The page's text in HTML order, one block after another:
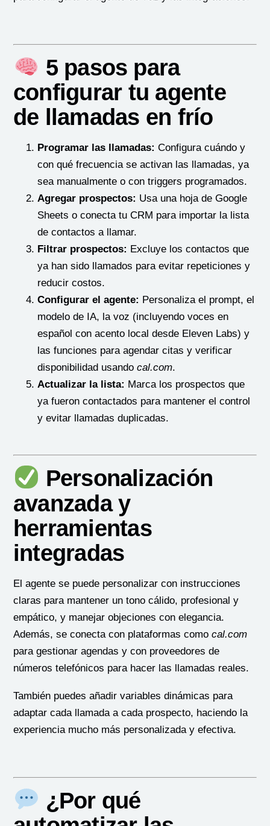
5 pasos para
configurar tu agente
de llamadas en frío
Programar las llamadas: Configura cuándo y
con qué frecuencia se activan las llamadas, ya
sea manualmente o con triggers programados.
Agregar prospectos: Usa una hoja de Google
Sheets o conecta tu CRM para importar la lista
de contactos a llamar.
Filtrar prospectos: Excluye los contactos que
ya han sido llamados para evitar repeticiones y
reducir costos.
Configurar el agente: Personaliza el prompt, el
modelo de IA, la voz (incluyendo voces en
español con acento local desde Eleven Labs) y
las funciones para agendar citas y verificar
disponibilidad usando cal.com.
Actualizar la lista: Marca los prospectos que
ya fueron contactados para mantener el control
y evitar llamadas duplicadas.
Personalización
avanzada y
herramientas
integradas
El agente se puede personalizar con instrucciones
claras para mantener un tono cálido, profesional y
empático, y manejar objeciones con elegancia.
Además, se conecta con plataformas como cal.com
para gestionar agendas y con proveedores de
números telefónicos para hacer las llamadas reales.
También puedes añadir variables dinámicas para
adaptar cada llamada a cada prospecto, haciendo la
experiencia mucho más personalizada y efectiva.
¿Por qué